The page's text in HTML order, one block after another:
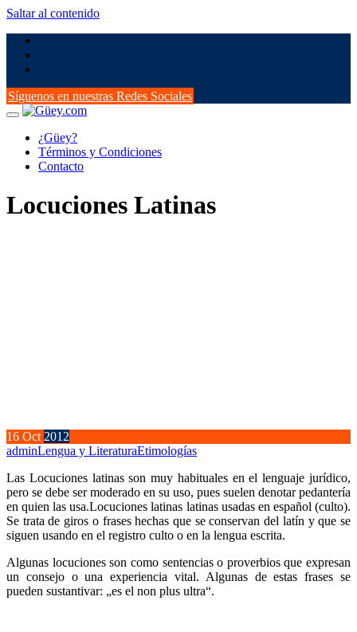
Saltar al contenido
Síguenos en nuestras Redes Sociales
¿Güey?
Términos y Condiciones
Contacto
Locuciones Latinas
16 Oct2012
adminLengua y LiteraturaEtimologías
Las Locuciones latinas son muy habituales en el lenguaje jurídico,
pero se debe ser moderado en su uso, pues suelen denotar pedantería
en quien las usa.Locuciones latinas latinas usadas en español (culto).
Se trata de giros o frases hechas que se conservan del latín y que se
siguen usando en el registro culto o en la lengua escrita.
Algunas locuciones son como sentencias o proverbios que expresan
un consejo o una experiencia vital. Algunas de estas frases se
pueden sustantivar: „es el non plus ultra“.